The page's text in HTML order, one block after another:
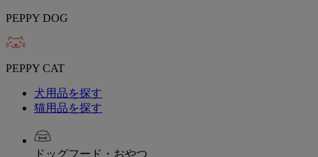
PEPPY DOG
PEPPY CAT
犬用品を探す
猫用品を探す
ドッグフード・おやつ